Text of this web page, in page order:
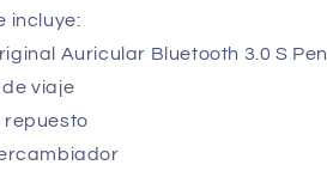
incluye:
Auricular Bluetooth 3.0 S Pen
viaje
repuesto